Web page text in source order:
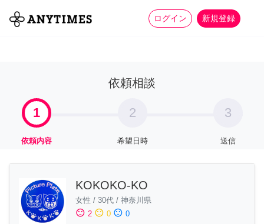
ログイン 新規登録
全て 家事 more_horiz
依頼相談
1
依頼内容
2
希望日時
3
送信
KOKOKO-KO
女性 / 30代 / 神奈川県
sentiment_satisfied 2 sentiment_neutral 0 sentiment_dissatisfied 0